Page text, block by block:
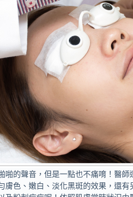
啪的聲音，但是一點也不痛唷！醫
色、嫩白、淡化黑斑的效果，還